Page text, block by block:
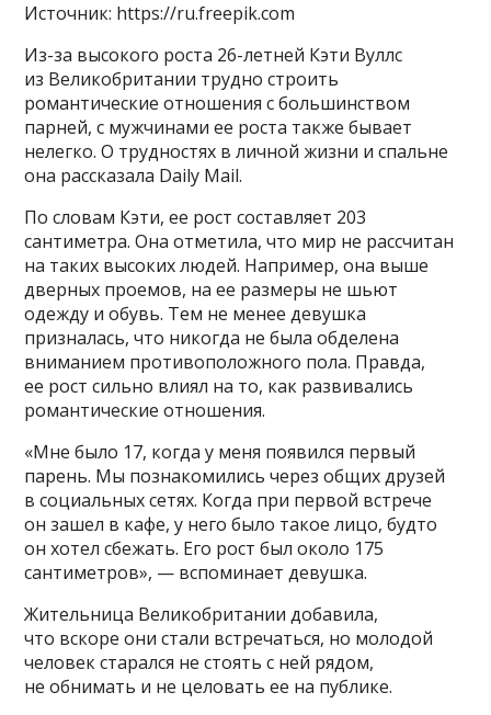
Источник: https://ru.freepik.com
Из-за высокого роста 26-летней Кэти Вуллс
из Великобритании трудно строить
романтические отношения с большинством
парней, с мужчинами ее роста также бывает
нелегко. О трудностях в личной жизни и спальне
она рассказала Daily Mail.
По словам Кэти, ее рост составляет 203
сантиметра. Она отметила, что мир не рассчитан
на таких высоких людей. Например, она выше
дверных проемов, на ее размеры не шьют
одежду и обувь. Тем не менее девушка
призналась, что никогда не была обделена
вниманием противоположного пола. Правда,
ее рост сильно влиял на то, как развивались
романтические отношения.
«Мне было 17, когда у меня появился первый
парень. Мы познакомились через общих друзей
в социальных сетях. Когда при первой встрече
он зашел в кафе, у него было такое лицо, будто
он хотел сбежать. Его рост был около 175
сантиметров», — вспоминает девушка.
Жительница Великобритании добавила,
что вскоре они стали встречаться, но молодой
человек старался не стоять с ней рядом,
не обнимать и не целовать ее на публике.